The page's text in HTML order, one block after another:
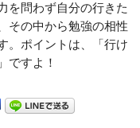
を問わず自分の行きた
その中から勉強の相性
。ポイントは、「行け
ですよ！